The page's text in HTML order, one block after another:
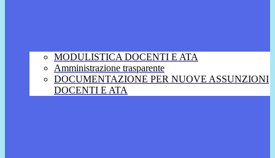
MODULISTICA DOCENTI E ATA
Amministrazione trasparente
DOCUMENTAZIONE PER NUOVE ASSUNZIONI
DOCENTI E ATA